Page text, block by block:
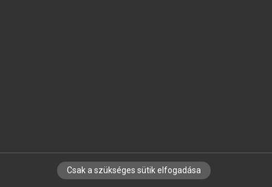
IRATKOZZ FEL HÍRLEVELÜNKRE!
Csak a szükséges sütik elfogadása